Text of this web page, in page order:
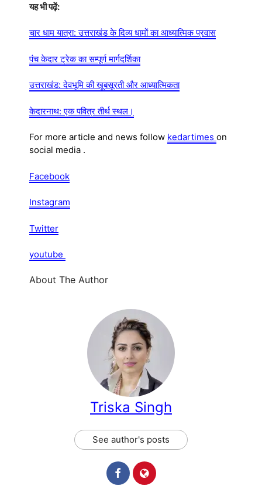
यह भी पढ़ें:
चार धाम यात्रा: उत्तराखंड के दिव्य धामों का आध्यात्मिक प्रवास
पंच केदार ट्रेक का सम्पूर्ण मार्गदर्शिका
उत्तराखंड: देवभूमि की खूबसूरती और आध्यात्मिकता
केदारनाथ: एक पवित्र तीर्थ स्थल।
For more article and news follow kedartimes on
social media .
Facebook
Instagram
Twitter
youtube
About The Author
Triska Singh
See author's posts